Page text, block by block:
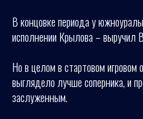
В концовке периода у
исполнении Крылова – выручил
Но в целом в стартовом игровом
выглядело лучше соперника, и
заслуженным.